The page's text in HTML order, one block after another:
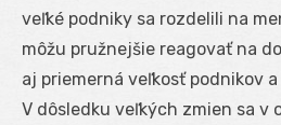
veľké podniky sa rozdelili na
môžu pružnejšie reagovať na
aj priemerná veľkosť podnikov
V dôsledku veľkých zmien sa v